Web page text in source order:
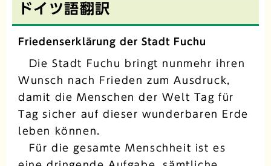
ドイツ語翻訳
Friedenserklärung der Stadt Fuchu
Die Stadt Fuchu bringt nunmehr ihren
Wunsch nach Frieden zum Ausdruck,
damit die Menschen der Welt Tag für
Tag sicher auf dieser wunderbaren Erde
leben können.
Für die gesamte Menschheit ist es